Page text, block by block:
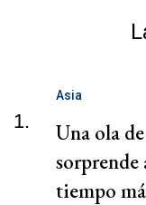
1.
Asia
Una ola
sorprende
tiempo